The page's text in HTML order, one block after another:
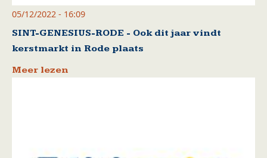
05/12/2022 - 16:09
SINT-GENESIUS-RODE - Ook dit jaar vindt
kerstmarkt in Rode plaats
Meer lezen